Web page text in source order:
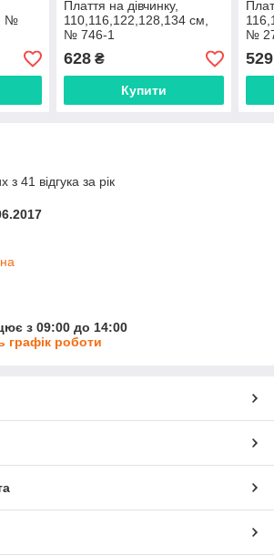
№
Плаття на дівчинку,
110,116,122,128,134 см,
№ 746-1
628₴
Купити
№
529
з 41 відгука за рік
з 09:00 до 14:00
графік роботи